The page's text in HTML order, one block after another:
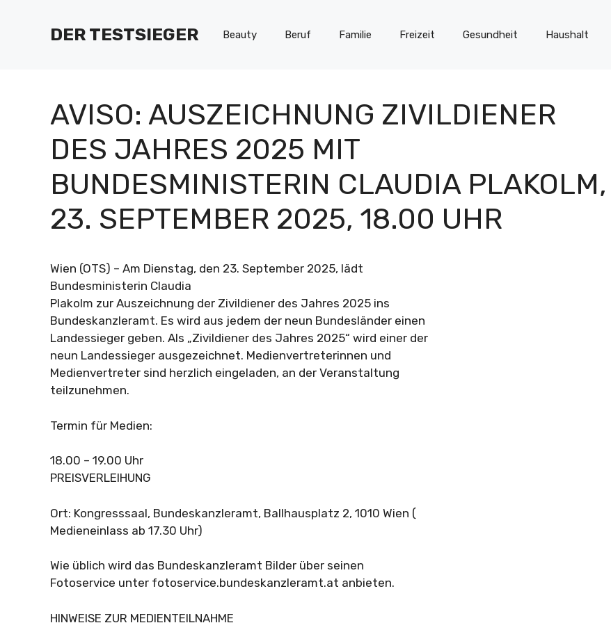
DER TESTSIEGER Beauty Beruf Familie Freizeit Gesundheit Haushalt
AVISO: AUSZEICHNUNG ZIVILDIENER
DES JAHRES 2025 MIT
BUNDESMINISTERIN CLAUDIA PLAKOLM,
23. SEPTEMBER 2025, 18.00 UHR
Wien (OTS) – Am Dienstag, den 23. September 2025, lädt
Bundesministerin Claudia
Plakolm zur Auszeichnung der Zivildiener des Jahres 2025 ins
Bundeskanzleramt. Es wird aus jedem der neun Bundesländer einen
Landessieger geben. Als „Zivildiener des Jahres 2025“ wird einer der
neun Landessieger ausgezeichnet. Medienvertreterinnen und
Medienvertreter sind herzlich eingeladen, an der Veranstaltung
teilzunehmen.
Termin für Medien:
18.00 – 19.00 Uhr
PREISVERLEIHUNG
Ort: Kongresssaal, Bundeskanzleramt, Ballhausplatz 2, 1010 Wien (
Medieneinlass ab 17.30 Uhr)
Wie üblich wird das Bundeskanzleramt Bilder über seinen
Fotoservice unter fotoservice.bundeskanzleramt.at anbieten.
HINWEISE ZUR MEDIENTEILNAHME